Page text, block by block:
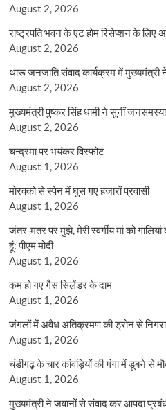
August 2, 2026
राष्ट्रपति भवन के एट होम रिसेप्शन के लिए
August 2, 2026
थारू जनजाति संवाद कार्यक्रम में
August 2, 2026
मुख्यमंत्री पुष्कर सिंह धामी ने सुनीं
August 2, 2026
चन्द्रमा पर भयंकर विस्फोट
August 1, 2026
मोरक्को से स्पेन में घुस गए हजारों प्रवासी
August 1, 2026
जंतर-मंतर पर मुझे, मेरी स्वर्गीय मां को
हूं: पीएम मोदी
August 1, 2026
कम हो गए गैस सिलेंडर के दाम
August 1, 2026
जंगलों में अवैध अतिक्रमण की ड्रोन से
August 1, 2026
चंडीगढ़ के चार कांवड़ियों की गंगा में डूबने से
August 1, 2026
मुख्यमंत्री ने जवानों से संवाद कर आपदा